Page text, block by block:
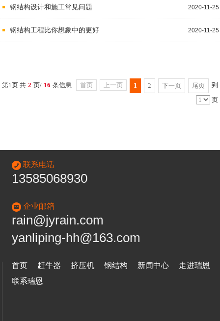
钢结构设计和施工常见问题 2020-11-25
钢结构工程比你想象中的更好 2020-11-25
第1页 共 2 页/ 16 条信息 首页 上一页 1 2 下一页 尾页 到
页
联系电话
13585068930
企业邮箱
rain@jyrain.com
yanliping-hh@163.com
首页 赶牛器 挤压机 钢结构 新闻中心
走进瑞恩
联系瑞恩